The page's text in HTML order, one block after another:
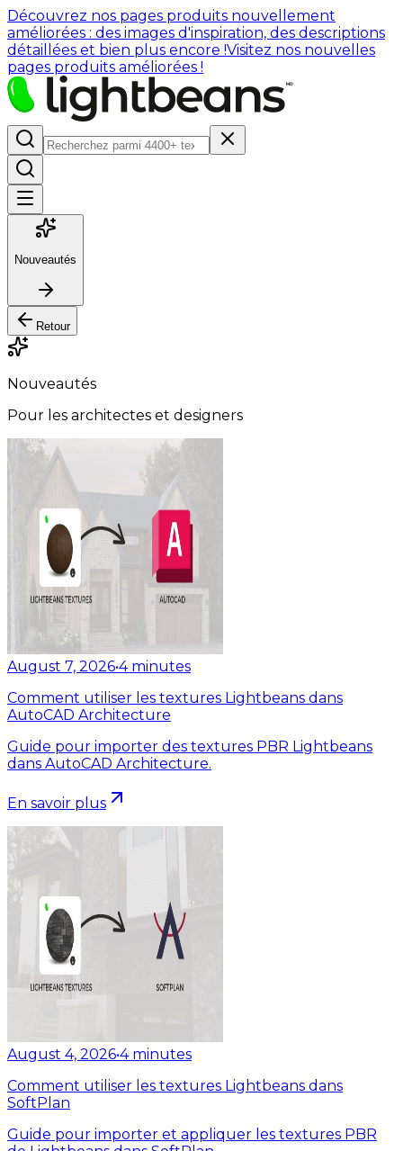
Découvrez nos pages produits nouvellement
améliorées : des images d'inspiration, des descriptions
détaillées et bien plus encore !Visitez nos nouvelles
pages produits améliorées !
Nouveautés
Retour
Nouveautés
Pour les architectes et designers
August 7, 2026•4 minutes
Comment utiliser les textures Lightbeans dans
AutoCAD Architecture
Guide pour importer des textures PBR Lightbeans
dans AutoCAD Architecture.
En savoir plus
August 4, 2026•4 minutes
Comment utiliser les textures Lightbeans dans
SoftPlan
Guide pour importer et appliquer les textures PBR